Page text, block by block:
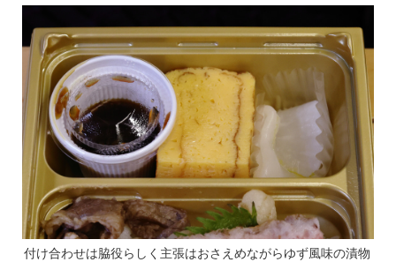
付け合わせは脇役らしく主張はおさえめながらゆず風味の漬物